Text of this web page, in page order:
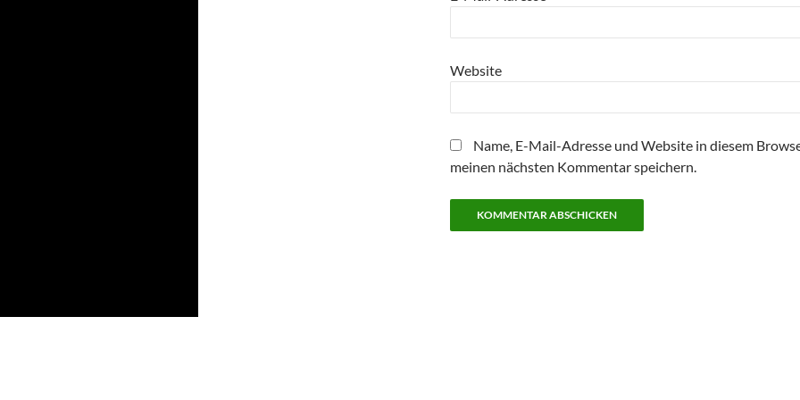
Website
Name, E-Mail-Adresse und Website in diesem
meinen nächsten Kommentar speichern.